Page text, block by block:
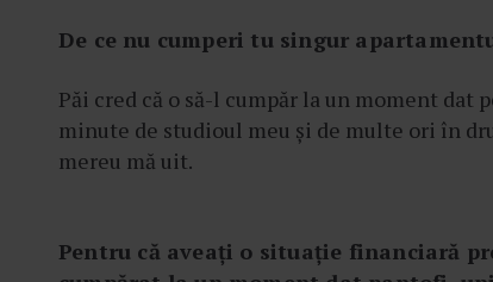
De ce nu cumperi tu singur
Păi cred că o să-l cumpăr la un moment dat
minute de studioul meu și de multe ori în
mereu mă uit.
Pentru că aveați o situație financiară